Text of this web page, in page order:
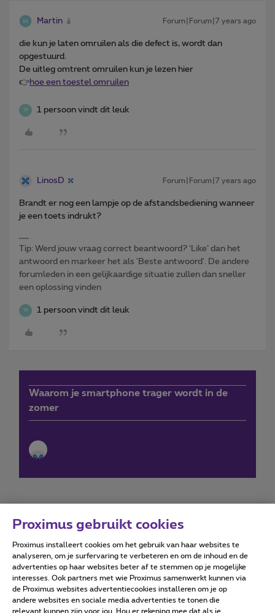
Martin Forum|Forum|7 years ago
die kun je laten omruilen als die defect is, wordt dan
opgestuurd.
De uitleg omtrent omruilen kun je lezen hier
👉hoe een toestel omruilen
W 1 persoon vindt dit leuk
LinosD Forum|Forum|7 years ago
Brandt er nog een lampje op de afstandsbediening wanneer
je een toets indrukt?
Tip: Werd jouw vraag correct beantwoord? ‘Like’ dan het
antwoord en markeer het als 'Beste antwoord'. De andere
forumleden in een gelijkaardige situatie zullen dan sneller
een oplossing vinden
W 1 persoon vindt dit leuk
Waarom je smartphone trager wordt in de
zomer
Forumvoorwaarden Accessibility statement
Proximus gebruikt cookies
Proximus installeert cookies om het gebruik van haar websites te
analyseren, om je surfervaring te verbeteren en om de inhoud en de
advertenties op haar websites beter af te stemmen op je mogelijke
interesses. Ook partners met wie Proximus samenwerkt kunnen via
de Proximus websites advertentiecookies installeren om je op
andere websites en sociale media advertenties te tonen die
relevant kunnen zijn voor jou. Hou er rekening mee dat als je